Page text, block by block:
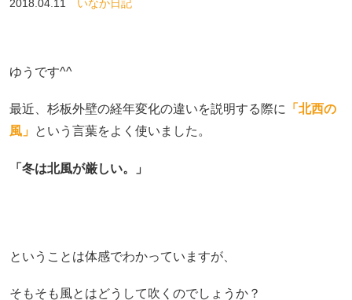
2018.04.11 いなか日記
ゆうです^^
最近、杉板外壁の経年変化の違いを説明する際に
「北西の
風」 という言葉をよく使いました。
「冬は北風が厳しい。」
ということは体感でわかっていますが、
そもそも風とはどうして吹くのでしょうか？